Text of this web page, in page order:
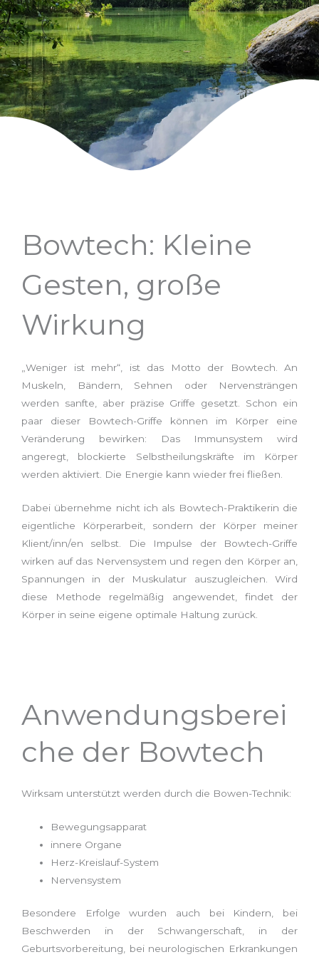
Bowtech: Kleine
Gesten, große
Wirkung
„Weniger ist mehr“, ist das Motto der Bowtech. An
Muskeln, Bändern, Sehnen oder Nervensträngen
werden sanfte, aber präzise Griffe gesetzt. Schon ein
paar dieser Bowtech-Griffe können im Körper eine
Veränderung bewirken: Das Immunsystem wird
angeregt, blockierte Selbstheilungskräfte im Körper
werden aktiviert. Die Energie kann wieder frei fließen.
Dabei übernehme nicht ich als Bowtech-Praktikerin die
eigentliche Körperarbeit, sondern der Körper meiner
Klient/inn/en selbst. Die Impulse der Bowtech-Griffe
wirken auf das Nervensystem und regen den Körper an,
Spannungen in der Muskulatur auszugleichen. Wird
diese Methode regelmäßig angewendet, findet der
Körper in seine eigene optimale Haltung zurück.
Anwendungsberei
che der Bowtech
Wirksam unterstützt werden durch die Bowen-Technik:
Bewegungsapparat
innere Organe
Herz-Kreislauf-System
Nervensystem
Besondere Erfolge wurden auch bei Kindern, bei
Beschwerden in der Schwangerschaft, in der
Geburtsvorbereitung, bei neurologischen Erkrankungen